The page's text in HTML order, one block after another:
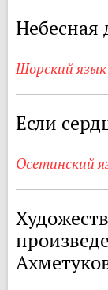
Шорский язык
Если
Осетинский